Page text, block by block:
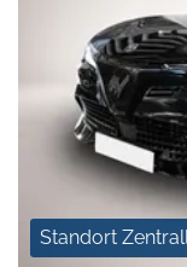
Standort